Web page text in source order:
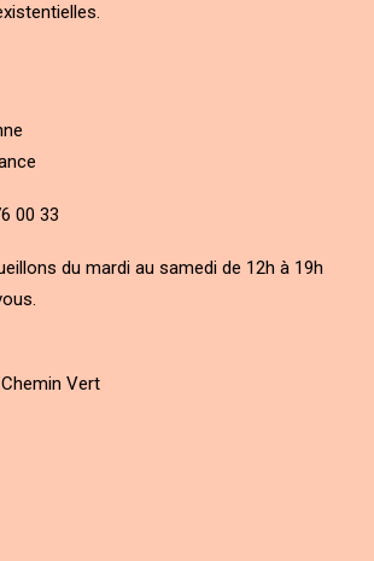
00 33
du mardi au samedi de 12h à 19h
Vert